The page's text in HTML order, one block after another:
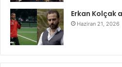
Erkan Kolçak
Haziran 21, 2026